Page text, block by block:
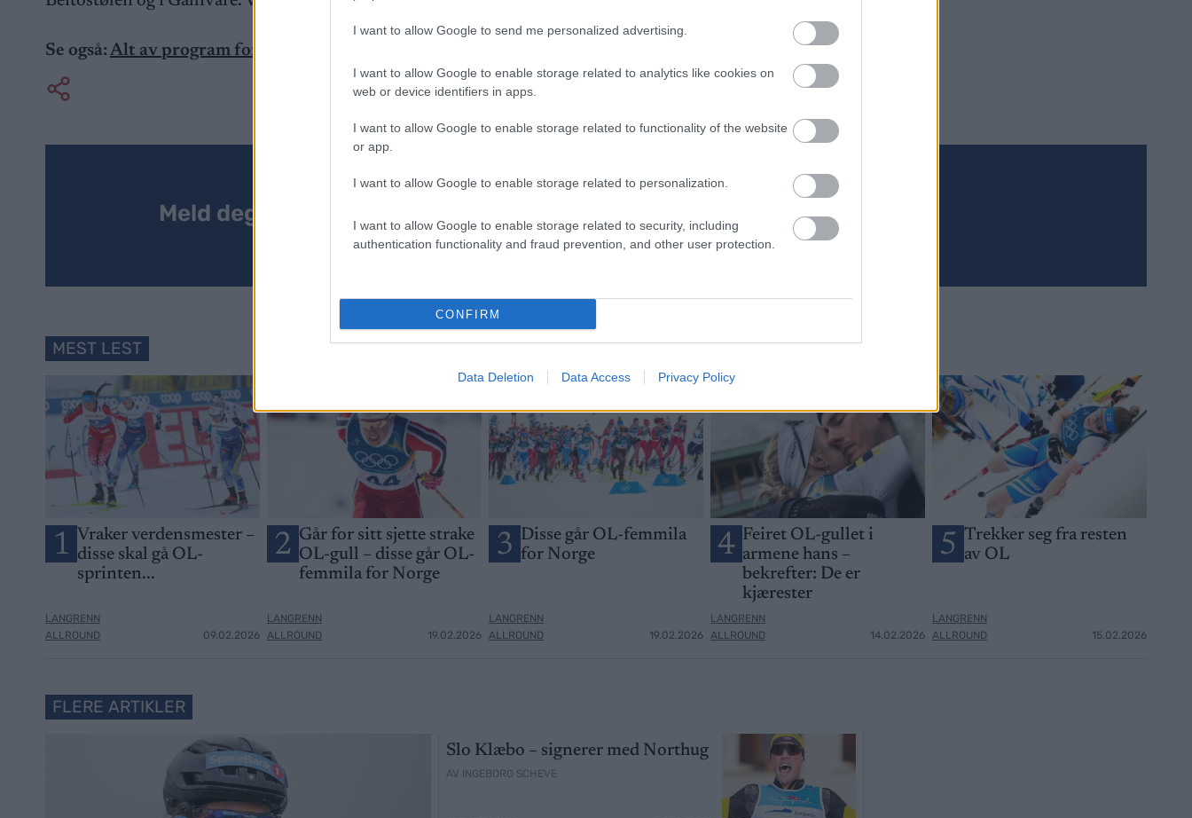
I want to allow Google to send me personalized advertising.
I want to allow Google to enable storage related to analytics like cookies on
web or device identifiers in apps.
I want to allow Google to enable storage related to functionality of the website
or app.
I want to allow Google to enable storage related to personalization.
I want to allow Google to enable storage related to security, including
authentication functionality and fraud prevention, and other user protection.
CONFIRM
Data Deletion Data Access Privacy Policy
Se også: Alt av program for OL 2026, Tour de Ski og verdenscupen i langrenn
Meld deg på vårt nyhetsbrev Meld deg på
MEST LEST
1 Vraker verdensmester –
disse skal gå OL-
sprinten...
LANGRENN
ALLROUND
09.02.2026
2 Går for sitt sjette strake
OL-gull – disse går OL-
femmila for Norge
LANGRENN
ALLROUND
19.02.2026
3 Disse går OL-femmila
for Norge
LANGRENN
ALLROUND
19.02.2026
4 Feiret OL-gullet i
armene hans –
bekrefter: De er
kjærester
LANGRENN
ALLROUND
14.02.2026
5 Trekker seg fra resten
av OL
LANGRENN
ALLROUND
15.02.2026
FLERE ARTIKLER
Slo Klæbo – signerer med Northug
AV INGEBORG SCHEVE